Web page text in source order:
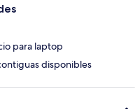
para laptop
disponibles